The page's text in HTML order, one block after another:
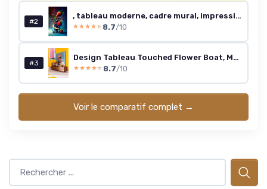
#2
, tableau moderne, cadre mural, impression sur verre acrylique, cadre design léger, tableau déco fraîcheur de fruits, art mural contemporain, décoration intérieure élégante, 80x120 cm 80L x 120l cm
★★★★★
★★★★★ 8.7/10
#3
Design Tableau Touched Flower Boat, Multicolore, Bleu/Rose, Détails Peints à la Main, Peinture Acrylique, Murale, Impression sur Toile, Deco Intérieur, Décoration Chambre, Salon, 120x160cm 160L x 120l cm
★★★★★
★★★★★ 8.7/10
Voir le comparatif complet →